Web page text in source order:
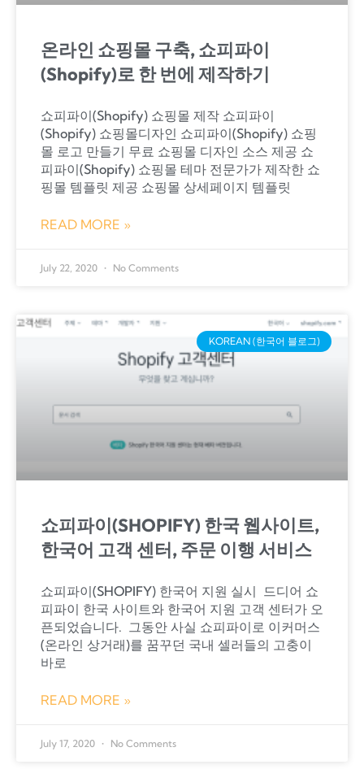
온라인 쇼핑몰 구축, 쇼피파이
(Shopify)로 한 번에 제작하기
쇼피파이(Shopify) 쇼핑몰 제작 쇼피파이
(Shopify) 쇼핑몰디자인 쇼피파이(Shopify) 쇼핑
몰 로고 만들기 무료 쇼핑몰 디자인 소스 제공 쇼
피파이(Shopify) 쇼핑몰 테마 전문가가 제작한 쇼
핑몰 템플릿 제공 쇼핑몰 상세페이지 템플릿
READ MORE »
July 22, 2020 No Comments
KOREAN (한국어 블로그)
쇼피파이(SHOPIFY) 한국 웹사이트,
한국어 고객 센터, 주문 이행 서비스
쇼피파이(SHOPIFY) 한국어 지원 실시 ​ 드디어 쇼
피파이 한국 사이트와 한국어 지원 고객 센터가 오
픈되었습니다. ​ 그동안 사실 쇼피파이로 이커머스
(온라인 상거래)를 꿈꾸던 국내 셀러들의 고충이
바로
READ MORE »
July 17, 2020 No Comments